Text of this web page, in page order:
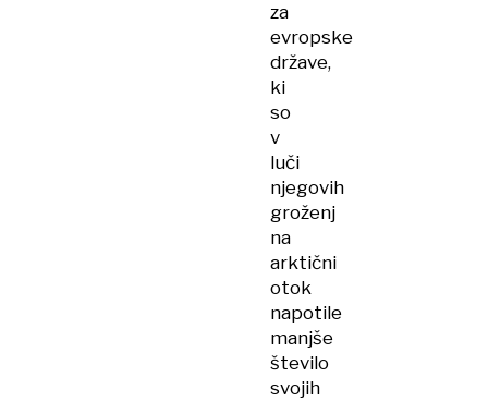
za
evropske
države,
ki
so
v
luči
njegovih
groženj
na
arktični
otok
napotile
manjše
število
svojih